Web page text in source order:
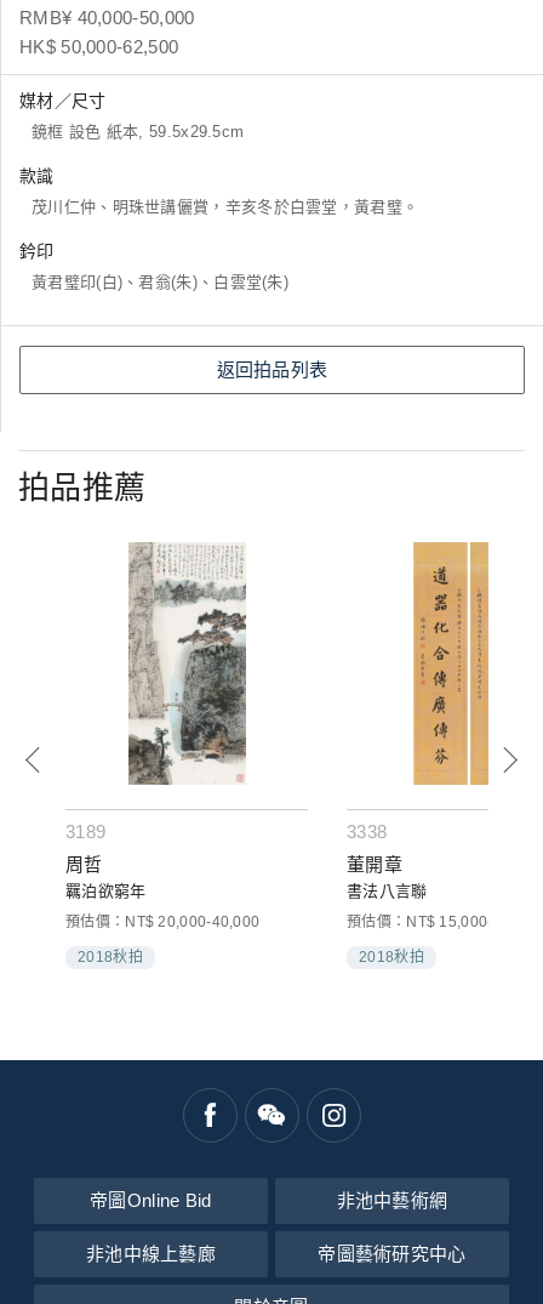
RMB¥ 40,000-50,000
HK$ 50,000-62,500
媒材／尺寸
鏡框 設色 紙本, 59.5x29.5cm
款識
茂川仁仲、明珠世講儷賞，辛亥冬於白雲堂，黃君璧。
鈐印
黃君璧印(白)、君翁(朱)、白雲堂(朱)
返回拍品列表
拍品推薦
3189
周哲
羈泊欲窮年
預估價：NT$ 20,000-40,000
2018秋拍
3338
董開章
書法八言聯
預估價：NT$ 15,000-30,000
2018秋拍
帝圖Online Bid 非池中藝術網
非池中線上藝廊 帝圖藝術研究中心